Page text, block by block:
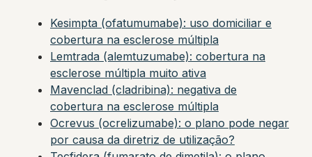
Kesimpta (ofatumumabe): uso domiciliar e
cobertura na esclerose múltipla
Lemtrada (alemtuzumabe): cobertura na
esclerose múltipla muito ativa
Mavenclad (cladribina): negativa de
cobertura na esclerose múltipla
Ocrevus (ocrelizumabe): o plano pode negar
por causa da diretriz de utilização?